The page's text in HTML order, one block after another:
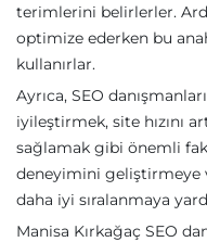
terimlerini belirlerler.
optimize ederken bu
kullanırlar.
Ayrıca, SEO
iyileştirmek, site hızını
sağlamak gibi önemli
deneyimini geliştirmeye
daha iyi sıralanmaya
Manisa Kırkağaç SEO